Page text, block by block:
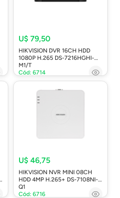
U$ 79,50
HIKVISION DVR 16CH HDD
1080P H.265 DS-7216HGHI-
M1/T
Cód: 6714
U$ 46,75
HIKVISION NVR MINI 08CH
HDD 4MP H.265+ DS-7108NI-
Q1
Cód: 6716